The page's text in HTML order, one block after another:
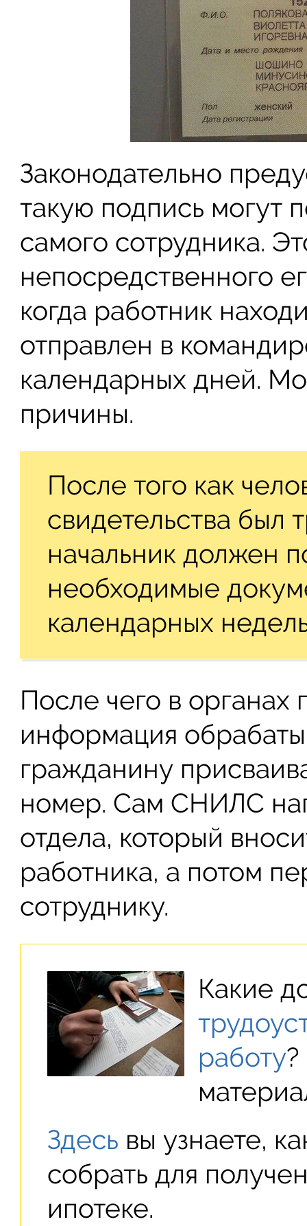
Законодательно
такую подпись могут
самого сотрудника.
непосредственного
когда работник
отправлен в
календарных дней.
причины.
После того как
свидетельства был
начальник должен
необходимые
календарных
После чего в органах
информация
гражданину
номер. Сам СНИЛС
отдела, который
работника, а потом
сотруднику.
Какие
работу
Здесь вы узнаете,
собрать для
ипотеке.